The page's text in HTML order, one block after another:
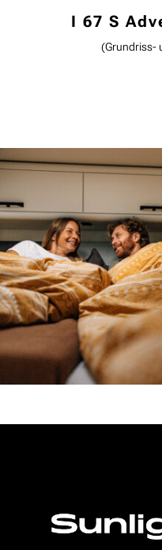
I 67 S
(Grundriss-
I 68
(Grundriss-
I 69 L
(Grundriss-